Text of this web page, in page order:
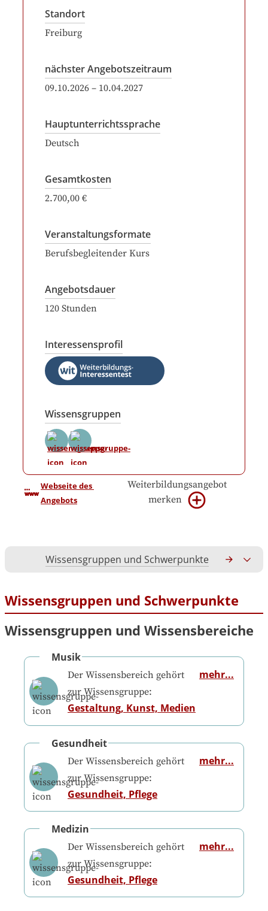
Standort
Freiburg
nächster Angebotszeitraum
09.10.2026 – 10.04.2027
Hauptunterrichtssprache
Deutsch
Gesamtkosten
2.700,00 €
Veranstaltungsformate
Berufsbegleitender Kurs
Angebotsdauer
120 Stunden
Interessensprofil
Wissensgruppen
Webseite des
Angebots
Weiterbildungsangebot
merken
Wissensgruppen und Schwerpunkte
Wissensgruppen und Schwerpunkte
Wissensgruppen und Wissensbereiche
Musik
Der Wissensbereich gehört
zur Wissensgruppe:
Gestaltung, Kunst, Medien
mehr...
Gesundheit
Der Wissensbereich gehört
zur Wissensgruppe:
Gesundheit, Pflege
mehr...
Medizin
Der Wissensbereich gehört
zur Wissensgruppe:
Gesundheit, Pflege
mehr...